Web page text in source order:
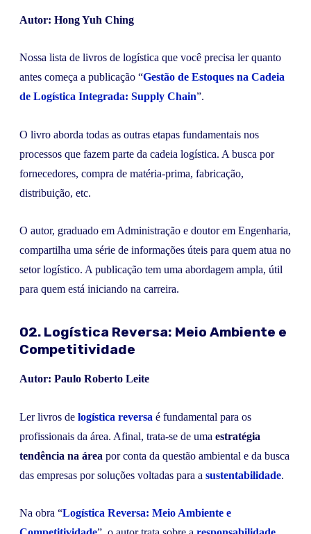
Autor: Hong Yuh Ching
Nossa lista de livros de logística que você precisa ler quanto
antes começa a publicação “Gestão de Estoques na Cadeia
de Logística Integrada: Supply Chain”.
O livro aborda todas as outras etapas fundamentais nos
processos que fazem parte da cadeia logística. A busca por
fornecedores, compra de matéria-prima, fabricação,
distribuição, etc.
O autor, graduado em Administração e doutor em Engenharia,
compartilha uma série de informações úteis para quem atua no
setor logístico. A publicação tem uma abordagem ampla, útil
para quem está iniciando na carreira.
02. Logística Reversa: Meio Ambiente e
Competitividade
Autor: Paulo Roberto Leite
Ler livros de logística reversa é fundamental para os
profissionais da área. Afinal, trata-se de uma estratégia
tendência na área por conta da questão ambiental e da busca
das empresas por soluções voltadas para a sustentabilidade.
Na obra “Logística Reversa: Meio Ambiente e